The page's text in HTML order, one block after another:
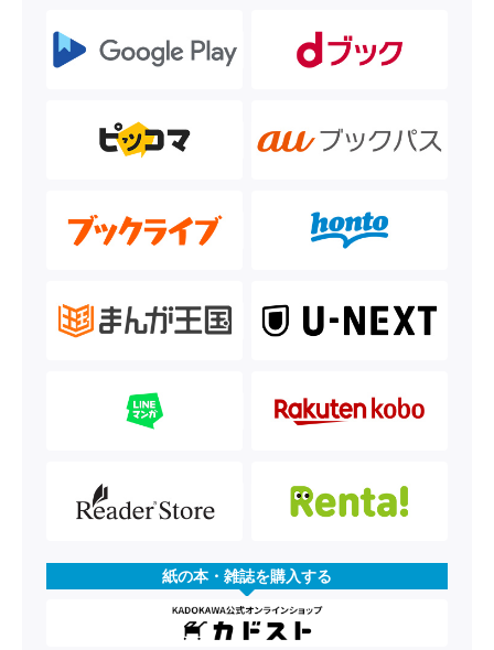
紙の本・雑誌を購入する